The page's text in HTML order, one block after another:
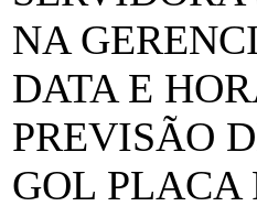
NA
DATA E
PREVISÃO
GOL PLACA